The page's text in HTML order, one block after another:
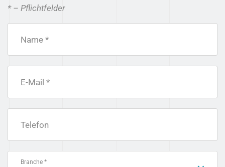
* – Pflichtfelder
Name *
E-Mail *
Telefon
Branche *